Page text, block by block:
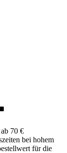
70 €
bei hohem
für die